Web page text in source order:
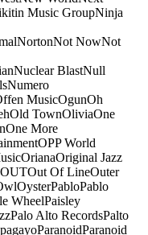
Music GroupNinja
NortonNot NowNot
Nuclear BlastNull
Numero
MusicOgunOh
Old TownOliviaOne
One More
OPP World
OrianaOriginal Jazz
OUTOut Of LineOuter
OysterPabloPablo
WheelPaisley
Palo Alto RecordsPalto
ParanoidParanoid